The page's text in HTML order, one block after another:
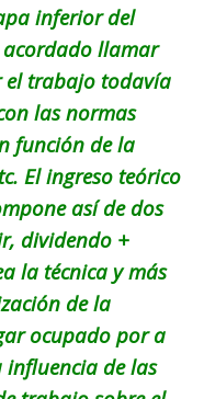
inferior del
acordado llamar
el trabajo todavía
las normas
función de la
El ingreso teórico
así de dos
dividendo +
la técnica y más
de la
ocupado por a
influencia de las